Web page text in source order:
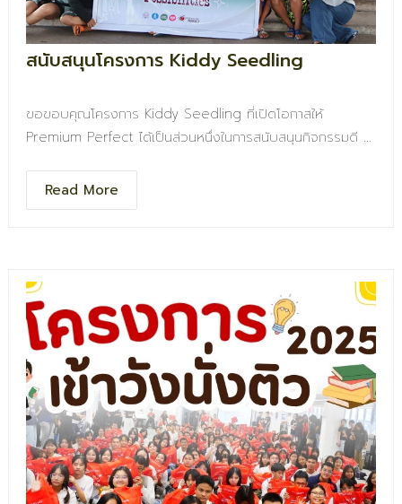
สนับสนุนโครงการ Kiddy Seedling
ขอขอบคุณโครงการ Kiddy Seedling ที่เปิดโอกาสให้
Premium Perfect ได้เป็นส่วนหนึ่งในการสนับสนุนกิจกรรมดี ๆ
เด็ก ๆ และเยาวชน
ขอเป็นกำลังใจให้เด็ก ๆ ทุกคนได้เติบโตอย่างมีความสุข และขอ
ขอบคุณทุกภาคส่วนที่ร่วมกันสร้างสรรค์กิจกรรมดี ๆ ให้เกิดขึ้น
ในสังคม
Read More